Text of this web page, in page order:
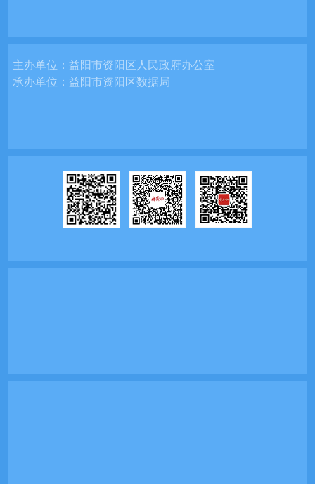
主办单位：益阳市资阳区人民政府办公室
承办单位：益阳市资阳区数据局